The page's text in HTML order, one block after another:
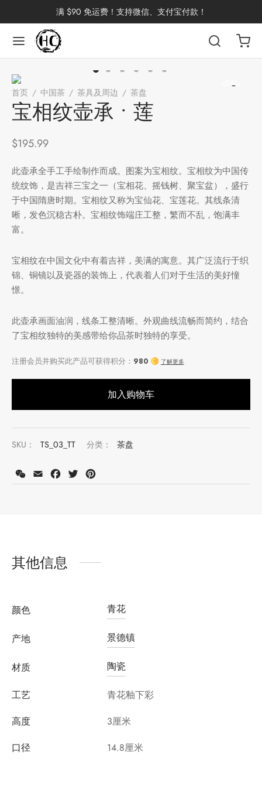
满 $90 免运费！支持微信、支付宝付款！
首页 / 中国茶 / 茶具及周边 / 茶盘
宝相纹壶承 • 莲
$195.99
此壶承全手工手绘制作而成。图案为宝相纹。宝相纹为中国传
统纹饰，是吉祥三宝之一（宝相花、摇钱树、聚宝盆），盛行
于中国隋唐时期。宝相纹又称为宝仙花、宝莲花。其线条清
晰，发色沉稳古朴。宝相纹饰端庄工整，繁而不乱，饱满丰
富。
宝相纹在中国文化中有着吉祥，美满的寓意。其广泛流行于织
锦、铜镜以及瓷器的装饰上，代表着人们对于生活的美好憧
憬。
此壶承画面油润，线条工整清晰。外观曲线流畅而简约，结合
了宝相纹独特的美感带给你品茶时独特的享受。
注册会员并购买此产品可获得积分：
加入购物车
SKU： TS_03_TT 分类： 茶盘
WeChat
Email Facebook
Twitter
其他信息
颜色 青花
产地 景德镇
材质 陶瓷
工艺
青花釉下彩
高度
3厘米
口径
14.8厘米
茶
国茶
品
因含量分类
分类
分类
分类
茶坊
因含量分类
分类
分类
周边
装